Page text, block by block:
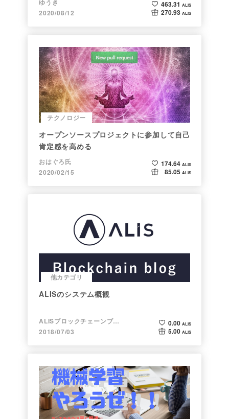
ゆうき
2020/08/12
463.31 ALIS
270.93 ALIS
テクノロジー
オープンソースプロジェクトに参加して自己
肯定感を高める
おはぐろ氏
2020/02/15
174.64 ALIS
85.05 ALIS
他カテゴリ
ALISのシステム概観
ALISブロックチェーンブログ
2018/07/03
0.00 ALIS
5.00 ALIS